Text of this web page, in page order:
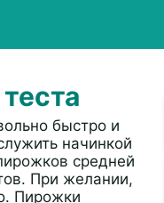
быстро и
начинкой
средней
При желании,
Пирожки